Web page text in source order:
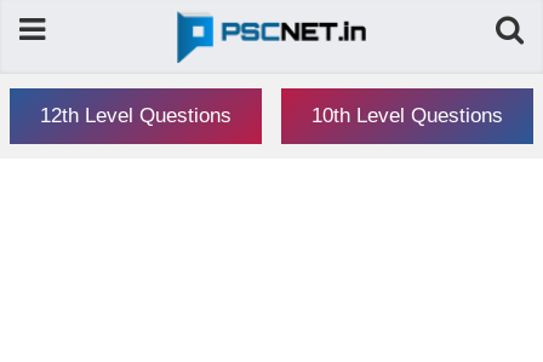
12th Level Questions 10th Level Questions